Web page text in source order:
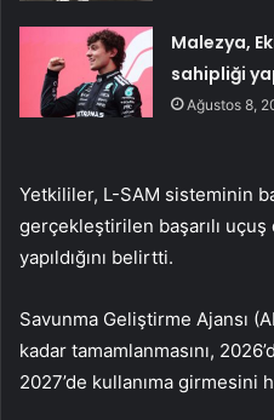
Malezya,
sahipliği
Ağustos 8,
Yetkililer, L-SAM sisteminin
gerçekleştirilen başarılı
yapıldığını belirtti.
Savunma Geliştirme Ajansı
kadar tamamlanmasını,
2027’de kullanıma girmesini